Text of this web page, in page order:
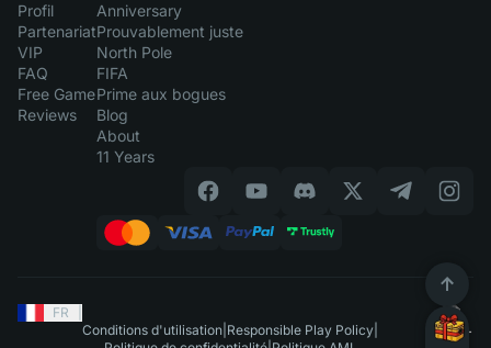
Profil
Partenariat
VIP
FAQ
Free Game
Reviews
Anniversary
Prouvablement juste
North Pole
FIFA
Prime aux bogues
Blog
About
11 Years
FR
Conditions d'utilisation Responsible Play Policy